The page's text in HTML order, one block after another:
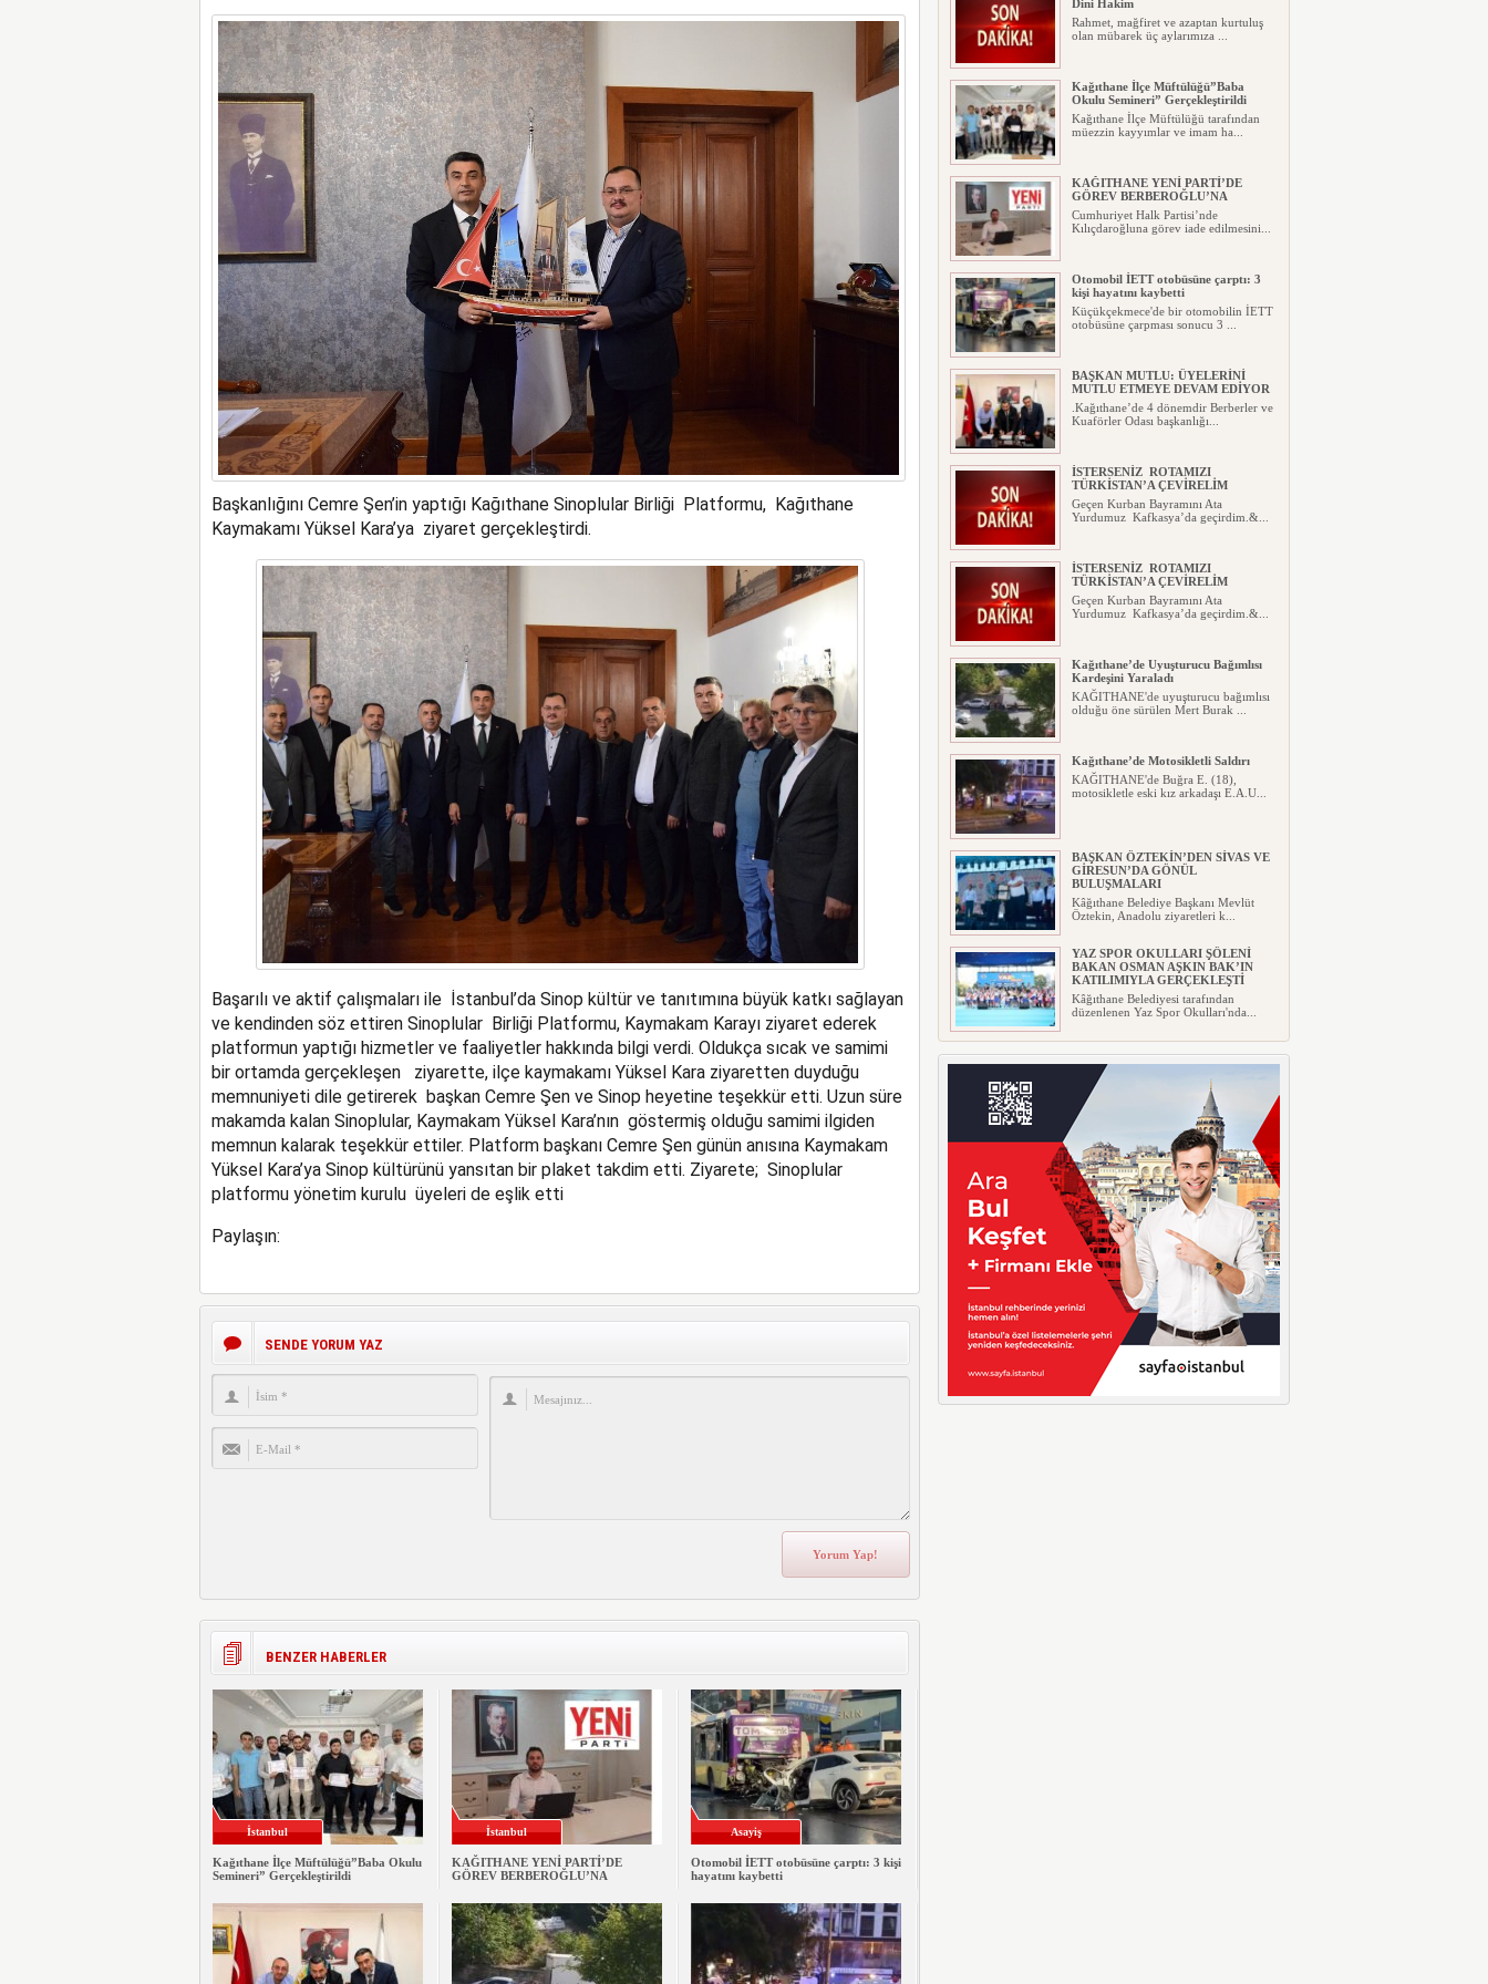
Başkanlığını Cemre Şen’in yaptığı Kağıthane Sinoplular Birliği Platformu, Kağıthane
Kaymakamı Yüksel Kara’ya ziyaret gerçekleştirdi.
Başarılı ve aktif çalışmaları ile İstanbul’da Sinop kültür ve tanıtımına büyük katkı sağlayan
ve kendinden söz ettiren Sinoplular Birliği Platformu, Kaymakam Karayı ziyaret ederek
platformun yaptığı hizmetler ve faaliyetler hakkında bilgi verdi. Oldukça sıcak ve samimi
bir ortamda gerçekleşen ziyarette, ilçe kaymakamı Yüksel Kara ziyaretten duyduğu
memnuniyeti dile getirerek başkan Cemre Şen ve Sinop heyetine teşekkür etti. Uzun süre
makamda kalan Sinoplular, Kaymakam Yüksel Kara’nın göstermiş olduğu samimi ilgiden
memnun kalarak teşekkür ettiler. Platform başkanı Cemre Şen günün anısına Kaymakam
Yüksel Kara’ya Sinop kültürünü yansıtan bir plaket takdim etti. Ziyarete; Sinoplular
platformu yönetim kurulu üyeleri de eşlik etti
Paylaşın:
SENDE YORUM YAZ
BENZER HABERLER
İstanbul
Kağıthane İlçe Müftülüğü”Baba Okulu
Semineri” Gerçekleştirildi
İstanbul
KAĞITHANE YENİ PARTİ’DE
GÖREV BERBEROĞLU’NA
Asayiş
Otomobil İETT otobüsüne çarptı: 3 kişi
hayatını kaybetti
Dini Hakim
Rahmet, mağfiret ve azaptan kurtuluş
olan mübarek üç aylarımıza ...
Kağıthane İlçe Müftülüğü”Baba
Okulu Semineri” Gerçekleştirildi
Kağıthane İlçe Müftülüğü tarafından
müezzin kayyımlar ve imam ha...
KAĞITHANE YENİ PARTİ’DE
GÖREV BERBEROĞLU’NA
Cumhuriyet Halk Partisi’nde
Kılıçdaroğluna görev iade edilmesini...
Otomobil İETT otobüsüne çarptı: 3
kişi hayatını kaybetti
Küçükçekmece'de bir otomobilin İETT
otobüsüne çarpması sonucu 3 ...
BAŞKAN MUTLU: ÜYELERİNİ
MUTLU ETMEYE DEVAM EDİYOR
.Kağıthane’de 4 dönemdir Berberler ve
Kuaförler Odası başkanlığı...
İSTERSENİZ ROTAMIZI
TÜRKİSTAN’A ÇEVİRELİM
Geçen Kurban Bayramını Ata
Yurdumuz Kafkasya’da geçirdim.&...
İSTERSENİZ ROTAMIZI
TÜRKİSTAN’A ÇEVİRELİM
Geçen Kurban Bayramını Ata
Yurdumuz Kafkasya’da geçirdim.&...
Kağıthane’de Uyuşturucu Bağımlısı
Kardeşini Yaraladı
KAĞITHANE'de uyuşturucu bağımlısı
olduğu öne sürülen Mert Burak ...
Kağıthane’de Motosikletli Saldırı
KAĞITHANE'de Buğra E. (18),
motosikletle eski kız arkadaşı E.A.U...
BAŞKAN ÖZTEKİN’DEN SİVAS VE
GİRESUN’DA GÖNÜL
BULUŞMALARI
Kâğıthane Belediye Başkanı Mevlüt
Öztekin, Anadolu ziyaretleri k...
YAZ SPOR OKULLARI ŞÖLENİ
BAKAN OSMAN AŞKIN BAK’IN
KATILIMIYLA GERÇEKLEŞTİ
Kâğıthane Belediyesi tarafından
düzenlenen Yaz Spor Okulları'nda...